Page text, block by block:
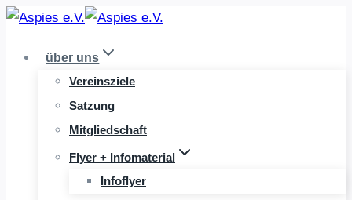
Zum
springenüber uns
Vereinsziele
Satzung
Mitgliedschaft
Flyer + Infomaterial
Infoflyer